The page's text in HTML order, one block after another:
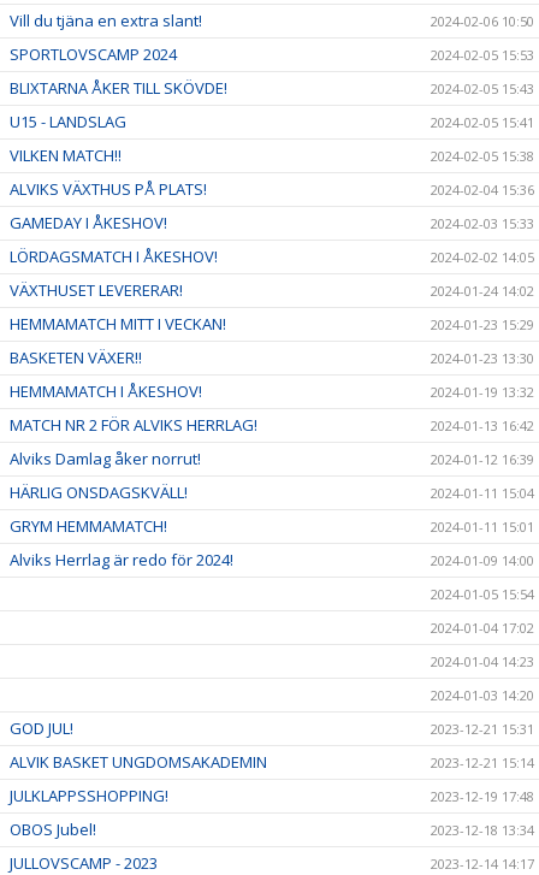
Vill du tjäna en extra slant! 2024-02-06 10:50
SPORTLOVSCAMP 2024 2024-02-05 15:53
BLIXTARNA ÅKER TILL SKÖVDE! 2024-02-05 15:43
U15 - LANDSLAG 2024-02-05 15:41
VILKEN MATCH!! 2024-02-05 15:38
ALVIKS VÄXTHUS PÅ PLATS! 2024-02-04 15:36
GAMEDAY I ÅKESHOV! 2024-02-03 15:33
LÖRDAGSMATCH I ÅKESHOV! 2024-02-02 14:05
VÄXTHUSET LEVERERAR! 2024-01-24 14:02
HEMMAMATCH MITT I VECKAN! 2024-01-23 15:29
BASKETEN VÄXER!! 2024-01-23 13:30
HEMMAMATCH I ÅKESHOV! 2024-01-19 13:32
MATCH NR 2 FÖR ALVIKS HERRLAG! 2024-01-13 16:42
Alviks Damlag åker norrut! 2024-01-12 16:39
HÄRLIG ONSDAGSKVÄLL! 2024-01-11 15:04
GRYM HEMMAMATCH! 2024-01-11 15:01
Alviks Herrlag är redo för 2024!
2024-01-09 14:00
2024-01-05 15:54
2024-01-04 17:02
2024-01-04 14:23
2024-01-03 14:20
GOD JUL! 2023-12-21 15:31
ALVIK BASKET UNGDOMSAKADEMIN 2023-12-21 15:14
JULKLAPPSSHOPPING! 2023-12-19 17:48
OBOS Jubel! 2023-12-18 13:34
JULLOVSCAMP - 2023
2023-12-14 14:17